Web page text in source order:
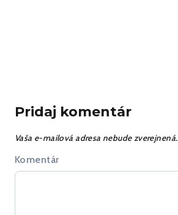
Pridaj komentár
Vaša e-mailová adresa nebude zverejnená.
Komentár